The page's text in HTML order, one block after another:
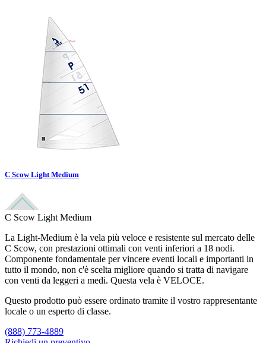
C Scow Light Medium
C Scow Light Medium
La Light-Medium è la vela più veloce e resistente sul mercato delle
C Scow, con prestazioni ottimali con venti inferiori a 18 nodi.
Componente fondamentale per vincere eventi locali e importanti in
tutto il mondo, non c'è scelta migliore quando si tratta di navigare
con venti da leggeri a medi. Questa vela è VELOCE.
Questo prodotto può essere ordinato tramite il vostro rappresentante
locale o un esperto di classe.
(888) 773-4889